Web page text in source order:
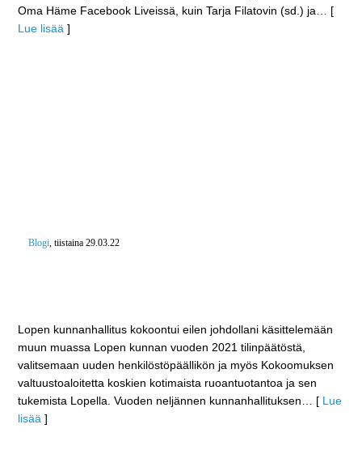
Oma Häme Facebook Liveissä, kuin Tarja Filatovin (sd.) ja … [
Lue lisää ]
Blogi, tiistaina 29.03.22
Lopen kunnanhallitus kokoontui eilen johdollani käsittelemään
muun muassa Lopen kunnan vuoden 2021 tilinpäätöstä,
valitsemaan uuden henkilöstöpäällikön ja myös Kokoomuksen
valtuustoaloitetta koskien kotimaista ruoantuotantoa ja sen
tukemista Lopella. Vuoden neljännen kunnanhallituksen … [ Lue
lisää ]